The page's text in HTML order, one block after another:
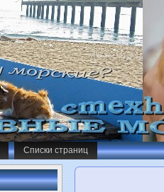
Списки страниц